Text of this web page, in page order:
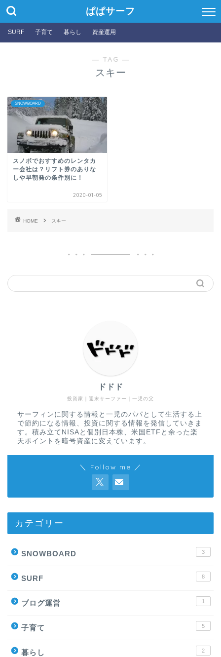
ぱぱサーフ
SURF 子育て 暮らし 資産運用
― TAG ―
スキー
SNOWBOARD
スノボでおすすめのレンタカ
ー会社は？リフト券のありな
しや早朝発の条件別に！
2020-01-05
HOME スキー
投資家｜週末サーファー｜一児の父
ドドド
サーフィンに関する情報と一児のパパとして生活する上
で節約になる情報、投資に関する情報を発信していきま
す。積み立てNISAと個別日本株、米国ETFと余った楽
天ポイントを暗号資産に変えています。
＼ Follow me ／
カテゴリー
SNOWBOARD 3
SURF 8
ブログ運営 1
子育て 5
暮らし 2